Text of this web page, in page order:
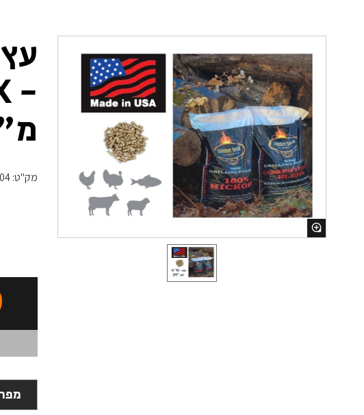
מק"ט: